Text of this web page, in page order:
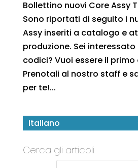
Bollettino nuovi Core Assy
Sono riportati di seguito i
Assy inseriti a catalogo e
produzione. Sei
codici? Vuoi essere il primo
Prenotali al nostro staff e
per te!...
Italiano
Cerca gli articoli